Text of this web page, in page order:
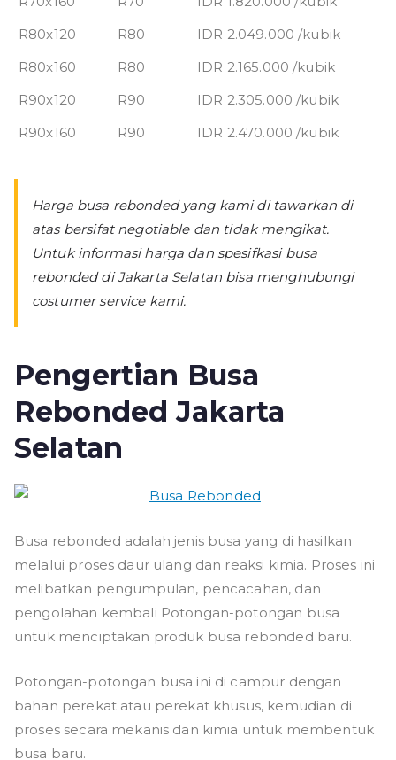
R80x120
R80
IDR 2.049.000 /kubik
R80x160
R80
IDR 2.165.000 /kubik
R90x120
R90
IDR 2.305.000 /kubik
R90x160
R90 IDR 2.470.000 /kubik
Harga busa rebonded yang kami di tawarkan di
atas bersifat negotiable dan tidak mengikat.
Untuk informasi harga dan spesifkasi busa
rebonded di Jakarta Selatan bisa menghubungi
costumer service kami.
Pengertian Busa
Rebonded Jakarta
Selatan
Busa rebonded adalah jenis busa yang di hasilkan
melalui proses daur ulang dan reaksi kimia. Proses ini
melibatkan pengumpulan, pencacahan, dan
pengolahan kembali Potongan-potongan busa
untuk menciptakan produk busa rebonded baru.
Potongan-potongan busa ini di campur dengan
bahan perekat atau perekat khusus, kemudian di
proses secara mekanis dan kimia untuk membentuk
busa baru.